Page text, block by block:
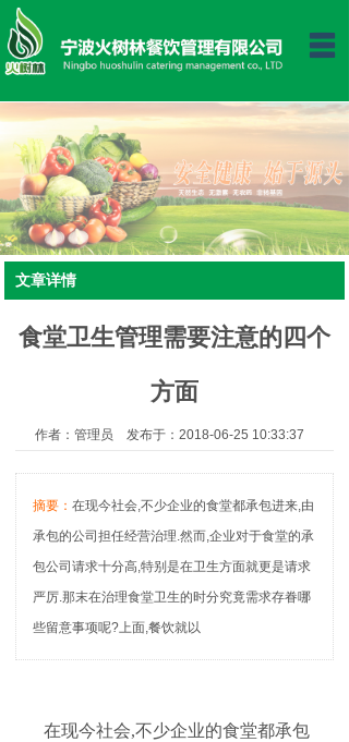
首页
关于我们
新闻动态
公司荣誉
一周菜谱
客户服务
合作伙伴
文章详情
食堂卫生管理需要注意的四个
方面
作者：管理员 发布于：2018-06-25 10:33:37
摘要： 在现今社会,不少企业的食堂都承包进来,由
承包的公司担任经营治理.然而,企业对于食堂的承
包公司请求十分高,特别是在卫生方面就更是请求
严厉.那末在治理食堂卫生的时分究竟需求存眷哪
些留意事项呢?上面,餐饮就以
在现今社会,不少企业的食堂都承包